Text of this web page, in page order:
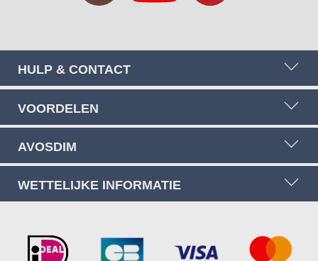
HULP & CONTACT
VOORDELEN
AVOSDIM
WETTELIJKE INFORMATIE